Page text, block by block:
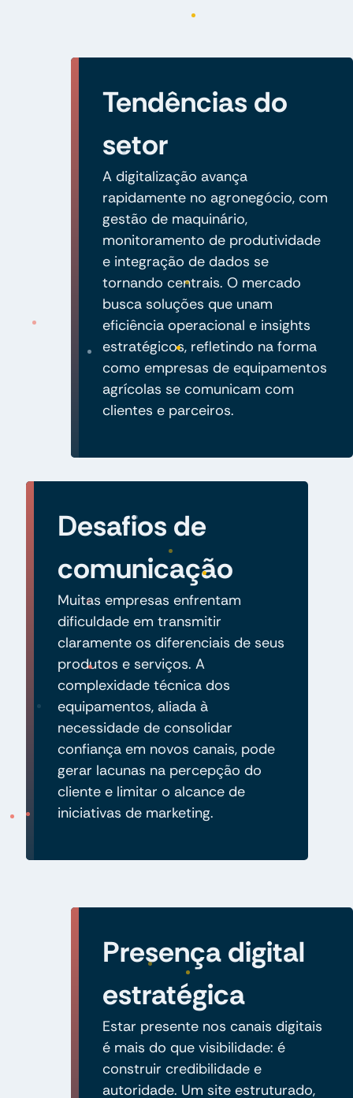
Tendências do
setor
A digitalização avança
rapidamente no agronegócio, com
gestão de maquinário,
monitoramento de produtividade
e integração de dados se
tornando centrais. O mercado
busca soluções que unam
eficiência operacional e insights
estratégicos, refletindo na forma
como empresas de equipamentos
agrícolas se comunicam com
clientes e parceiros.
Desafios de
comunicação
Muitas empresas enfrentam
dificuldade em transmitir
claramente os diferenciais de seus
produtos e serviços. A
complexidade técnica dos
equipamentos, aliada à
necessidade de consolidar
confiança em novos canais, pode
gerar lacunas na percepção do
cliente e limitar o alcance de
iniciativas de marketing.
Presença digital
estratégica
Estar presente nos canais digitais
é mais do que visibilidade: é
construir credibilidade e
autoridade. Um site estruturado,